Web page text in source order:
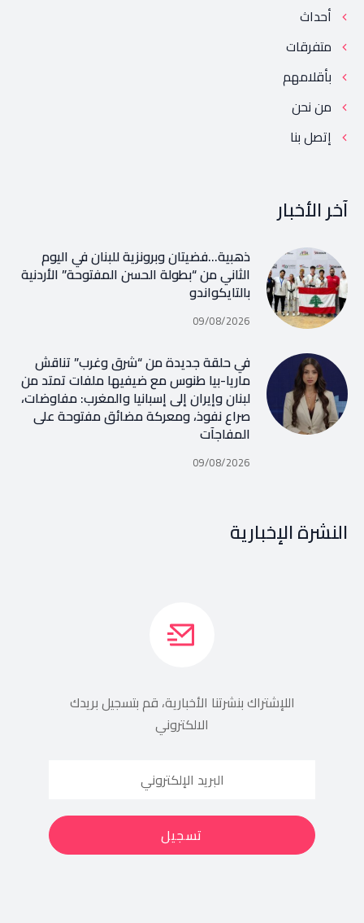
أحداث
متفرقات
بأقلامهم
من نحن
إتصل بنا
آخر الأخبار
ذهبية…فضيتان وبرونزية للبنان في اليوم
الثاني من “بطولة الحسن المفتوحة” الأردنية
بالتايكواندو
09/08/2026
في حلقة جديدة من “شرق وغرب” تناقش
ماريا-بيا طنوس مع ضيفيها ملفات تمتد من
لبنان وإيران إلى إسبانيا والمغرب: مفاوضات،
صراع نفوذ، ومعركة مضائق مفتوحة على
المفاجآت
09/08/2026
النشرة الإخبارية
اللإشتراك بنشرتنا الأخبارية، قم بتسجيل بريدك
الالكتروني